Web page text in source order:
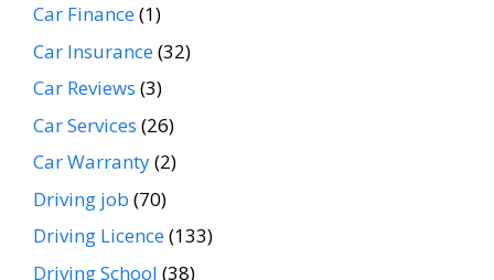
Car Finance(1)
Car Insurance(32)
Car Reviews (3)
Car Services (26)
Car Warranty(2)
Driving job (70)
Driving Licence(133)
Driving School (38)